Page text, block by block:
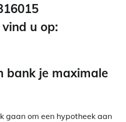
u op:
bank je maximale
gaan om een hypotheek aan